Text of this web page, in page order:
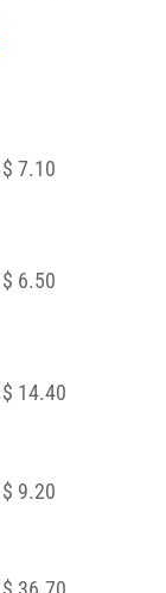
$ 7.10
$ 6.50
$ 14.40
$ 9.20